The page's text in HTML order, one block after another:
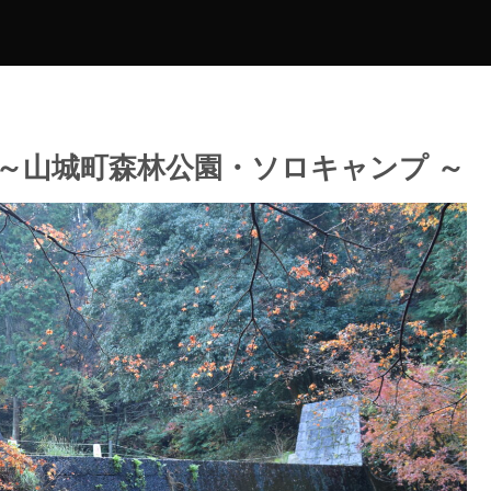
山城町森林公園・ソロキャンプ ～